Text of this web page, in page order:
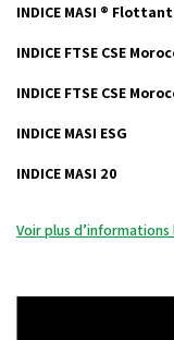
INDICE MASI ® Flottant
INDICE FTSE CSE
INDICE FTSE CSE
INDICE MASI ESG
INDICE MASI 20
Voir plus